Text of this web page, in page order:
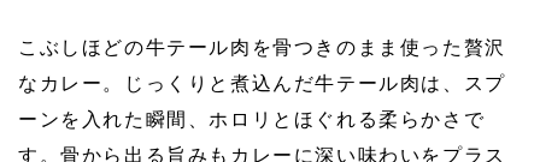
こぶしほどの牛テール肉を骨つきのまま使った贅沢
なカレー。じっくりと煮込んだ牛テール肉は、スプ
ーンを入れた瞬間、ホロリとほぐれる柔らかさで
す。骨から出る旨みもカレーに深い味わいをプラス